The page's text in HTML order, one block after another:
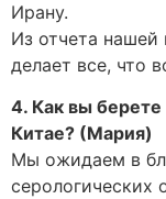
Ирану.
Из отчета
делает все, что
4. Как вы
Китае? (Мария)
Мы ожидаем в
серологических